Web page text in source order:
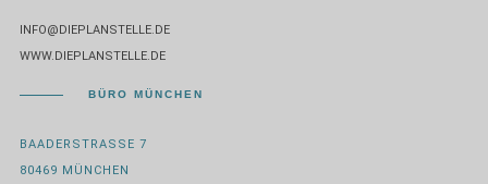
INFO@DIEPLANSTELLE.DE
WWW.DIEPLANSTELLE.DE
BÜRO MÜNCHEN
BAADERSTRASSE 7
80469 MÜNCHEN